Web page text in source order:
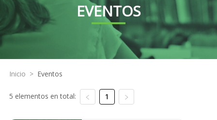
EVENTOS
Inicio > Eventos
5 elementos en total: 1